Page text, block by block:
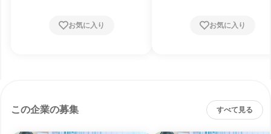
お気に入り お気に入り
この企業の募集 すべて見る